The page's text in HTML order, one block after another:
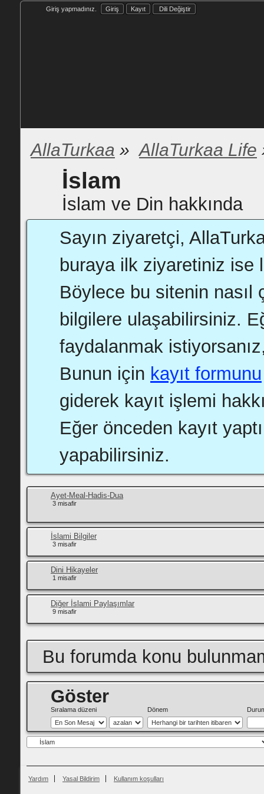
Giriş yapmadınız. Giriş Kayıt Dili Değiştir
AllaTurkaa » AllaTurkaa Life
İslam
İslam ve Din hakkında
Sayın ziyaretçi,
buraya ilk ziyaretiniz ise
Böylece bu sitenin nasıl
bilgilere ulaşabilirsiniz.
faydalanmak
Bunun için kayıt formunu
giderek kayıt işlemi
Eğer önceden kayıt
yapabilirsiniz.
Ayet-Meal-Hadis-Dua
3 misafir
İslami Bilgiler
3 misafir
Dini Hikayeler
1 misafir
Diğer İslami Paylaşımlar
9 misafir
Bu forumda konu
Göster
Sıralama düzeni Dönem
Yardım Yasal Bildirim Kullanım koşulları